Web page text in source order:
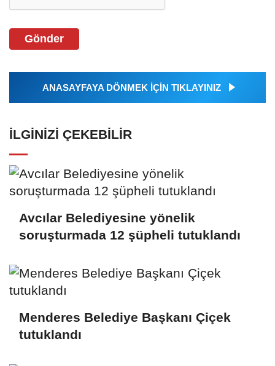
Gönder
ANASAYFAYA DÖNMEK İÇİN TIKLAYINIZ
İLGINIZI ÇEKEBILIR
Avcılar Belediyesine yönelik
soruşturmada 12 şüpheli tutuklandı
Menderes Belediye Başkanı Çiçek
tutuklandı